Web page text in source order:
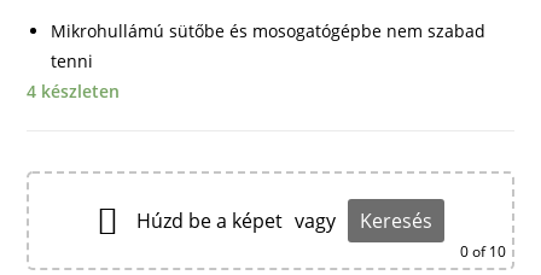
Mikrohullámú sütőbe és mosogatógépbe nem szabad
tenni
4 készleten
Húzd be a képet vagy Keresés
0of 10